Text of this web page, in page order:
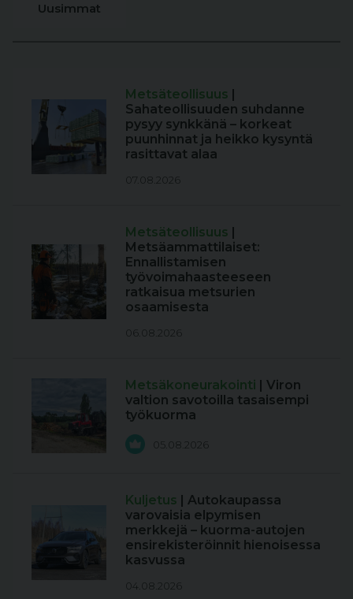
Uusimmat
Metsäteollisuus |
Sahateollisuuden suhdanne
pysyy synkkänä – korkeat
puunhinnat ja heikko kysyntä
rasittavat alaa
07.08.2026
Metsäteollisuus |
Metsäammattilaiset:
Ennallistamisen
työvoimahaasteeseen
ratkaisua metsurien
osaamisesta
06.08.2026
Metsäkoneurakointi | Viron
valtion savotoilla tasaisempi
työkuorma
05.08.2026
Kuljetus | Autokaupassa
varovaisia elpymisen
merkkejä – kuorma-autojen
ensirekisteröinnit hienoisessa
kasvussa
04.08.2026